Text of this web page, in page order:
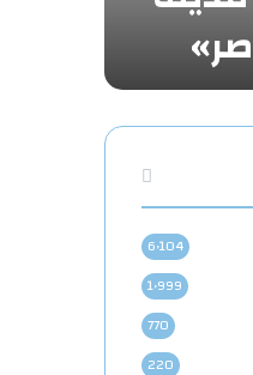
6٬104
1٬999
770
220